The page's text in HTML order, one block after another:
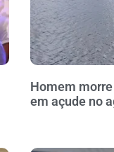
Homem
em açude no